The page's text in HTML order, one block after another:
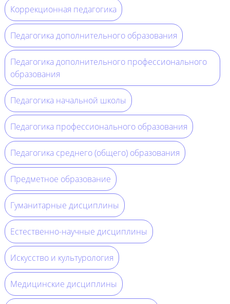
Коррекционная педагогика
Педагогика дополнительного образования
Педагогика дополнительного профессионального
образования
Педагогика начальной школы
Педагогика профессионального образования
Педагогика среднего (общего) образования
Предметное образование
Гуманитарные дисциплины
Естественно-научные дисциплины
Искусство и культурология
Медицинские дисциплины